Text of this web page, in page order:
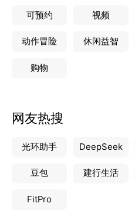
可预约 视频
动作冒险 休闲益智
购物
网友热搜
光环助手 DeepSeek
豆包 建行生活
FitPro